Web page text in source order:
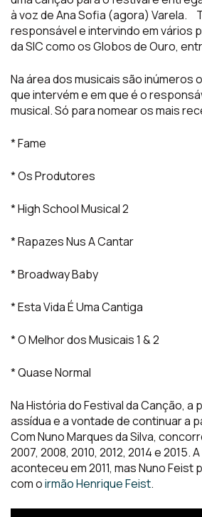
à voz de Ana Sofia (agora) Varela.
responsável e intervindo em vários
da SIC como os Globos de Ouro,
Na área dos musicais são inúmeros
que intervém e em que é o
musical. Só para nomear os mais
* Fame
* Os Produtores
* High School Musical 2
* Rapazes Nus A Cantar
* Broadway Baby
* Esta Vida É Uma Cantiga
* O Melhor dos Musicais 1 & 2
* Quase Normal
Na História do Festival da Canção, a
assídua e a vontade de continuar a
Com Nuno Marques da Silva,
2007, 2008, 2010, 2012, 2014 e 2015.
aconteceu em 2011, mas Nuno
com oirmão Henrique Feist.